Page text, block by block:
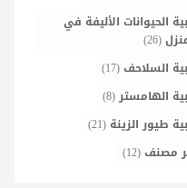
الحيوانات الأليفة في
(26)
السلاحف(17)
الهامستر(8)
طيور الزينة (21)
مصنف(12)